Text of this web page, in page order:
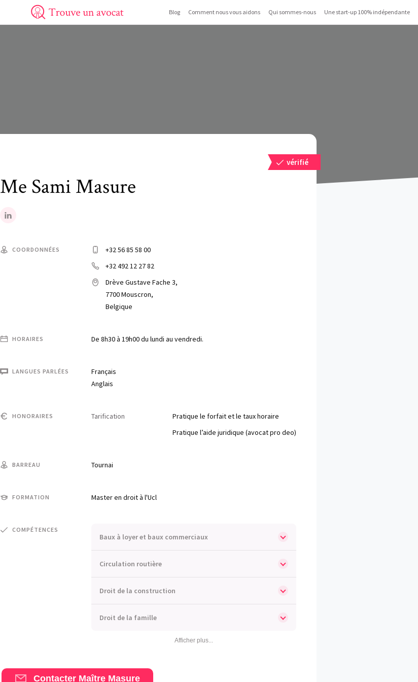
Trouve un avocat
Blog Comment nous vous aidons Qui sommes-nous Une start-up 100% indépendante
Me Sami Masure
vérifié
LinkedIn
COORDONNÉES
+32 56 85 58 00
+32 492 12 27 82
Drève Gustave Fache 3,
7700 Mouscron,
Belgique
HORAIRES De 8h30 à 19h00 du lundi au vendredi.
LANGUES PARLÉES
Français
Anglais
HONORAIRES Tarification
Pratique le forfait et le taux horaire
Pratique l’aide juridique (avocat pro deo)
BARREAU Tournai
FORMATION Master en droit à l'Ucl
COMPÉTENCES
Baux à loyer et baux commerciaux
Circulation routière
Droit de la construction
Droit de la famille
Afficher plus...
Contacter Maître Masure